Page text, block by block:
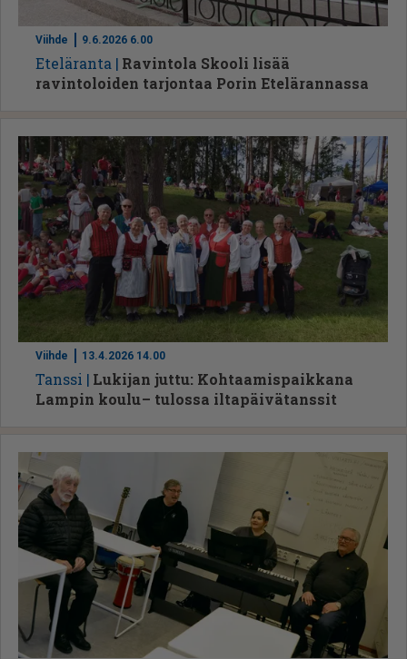
Viihde 9.6.2026 6.00
Ete­lä­ran­ta Ravintola Skooli lisää
ravintoloiden tarjontaa Porin Etelärannassa
Viihde 13.4.2026 14.00
Tans­si
Lukijan juttu: Kohtaamispaikkana
Lampin koulu – tulossa iltapäivätanssit